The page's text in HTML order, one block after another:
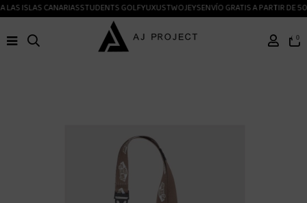
ISLAS CANARIASSTUDENTS GOLFYUXUSTWOJEYSENVÍO GRATIS A PARTIR DE
0